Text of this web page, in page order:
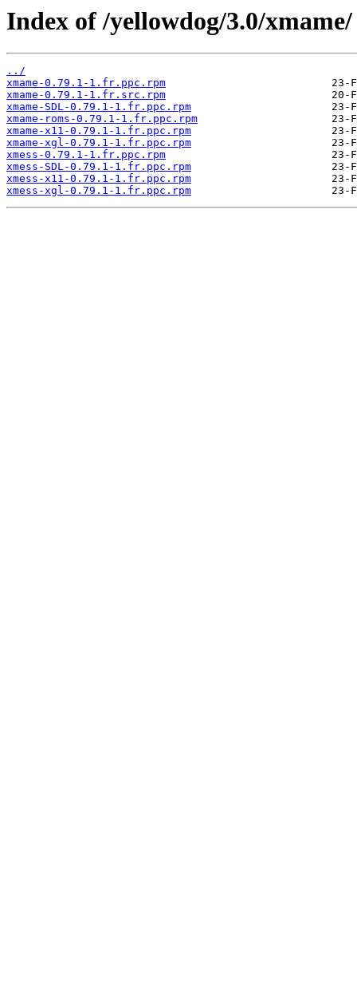
Index of /yellowdog/3.0/xmame/
../
xmame-0.79.1-1.fr.ppc.rpm
xmame-0.79.1-1.fr.src.rpm
xmame-SDL-0.79.1-1.fr.ppc.rpm
xmame-roms-0.79.1-1.fr.ppc.rpm
xmame-x11-0.79.1-1.fr.ppc.rpm
xmame-xgl-0.79.1-1.fr.ppc.rpm
xmess-0.79.1-1.fr.ppc.rpm
xmess-SDL-0.79.1-1.fr.ppc.rpm
xmess-x11-0.79.1-1.fr.ppc.rpm
xmess-xgl-0.79.1-1.fr.ppc.rpm